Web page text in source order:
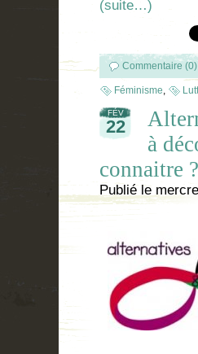
(suite…)
Commentaire (0)
Féminisme,
FÉV
22
à
connaitre
Publié le